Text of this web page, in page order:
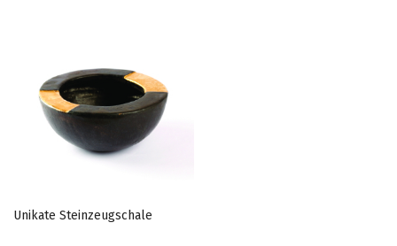
Unikate Steinzeugschale